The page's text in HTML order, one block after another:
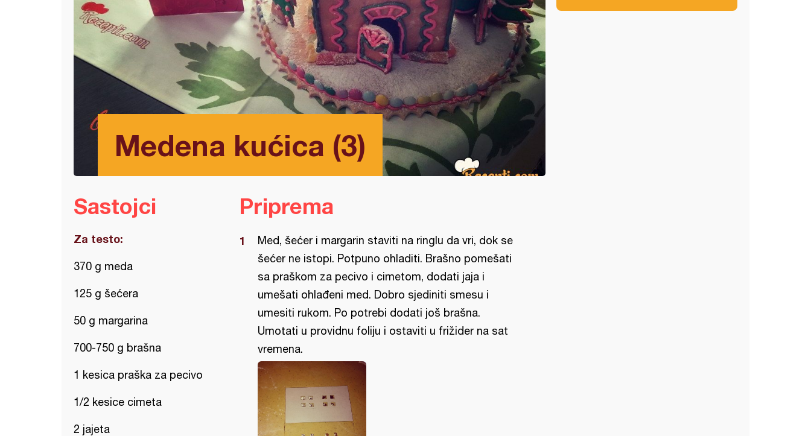
Medena kućica (3)
Sastojci
Za testo:
370 g meda
125 g šećera
50 g margarina
700-750 g brašna
1 kesica praška za pecivo
1/2 kesice cimeta
2 jajeta
Priprema
Med, šećer i margarin staviti na ringlu da vri, dok se
šećer ne istopi. Potpuno ohladiti. Brašno pomešati
sa praškom za pecivo i cimetom, dodati jaja i
umešati ohlađeni med. Dobro sjediniti smesu i
umesiti rukom. Po potrebi dodati još brašna.
Umotati u providnu foliju i ostaviti u frižider na sat
vremena.